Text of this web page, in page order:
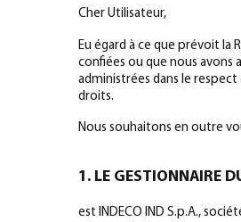
Cher Utilisateur,
Eu égard à ce que prévoit la
confiées ou que nous avons
administrées dans le
droits.
Nous souhaitons en outre
1. LE GESTIONNAIRE
est INDECO IND S.p.A.,